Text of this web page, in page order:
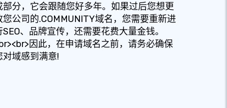
部分，它会跟随您好多年。如果过后您想更
您公司的.COMMUNITY域名，您需要重新进
SEO、品牌宣传，还需要花费大量金钱。
因此，在申请域名之前，请务必确保
对域感到满意!